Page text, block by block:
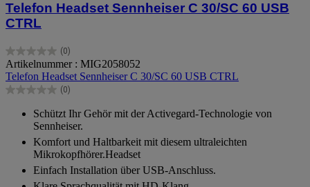
Telefon Headset Sennheiser C 30/SC 60 USB
CTRL
(0)
0.0
von
5
Sternen.
Artikelnummer : MIG2058052
Telefon Headset Sennheiser C 30/SC 60 USB CTRL
(0)
0.0
Sternen.
Schützt Ihr Gehör mit der Activegard-Technologie von
Sennheiser.
Komfort und Haltbarkeit mit diesem ultraleichten
Mikrokopfhörer.Headset
Einfach Installation über USB-Anschluss.